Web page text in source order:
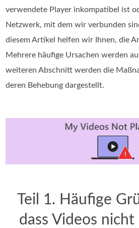
verwendete Player inkompatibel ist
Netzwerk, mit dem wir verbunden
diesem Artikel helfen wir Ihnen, die
Mehrere häufige Ursachen werden
weiteren Abschnitt werden die
deren Behebung dargestellt.
Teil 1. Häufige
dass Videos